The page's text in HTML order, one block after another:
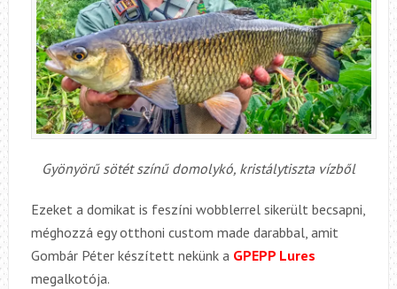
Gyönyörű sötét színű domolykó, kristálytiszta vízből
Ezeket a domikat is feszíni wobblerrel sikerült becsapni,
méghozzá egy otthoni custom made darabbal, amit
Gombár Péter készített nekünk aGPEPP Lures
megalkotója.